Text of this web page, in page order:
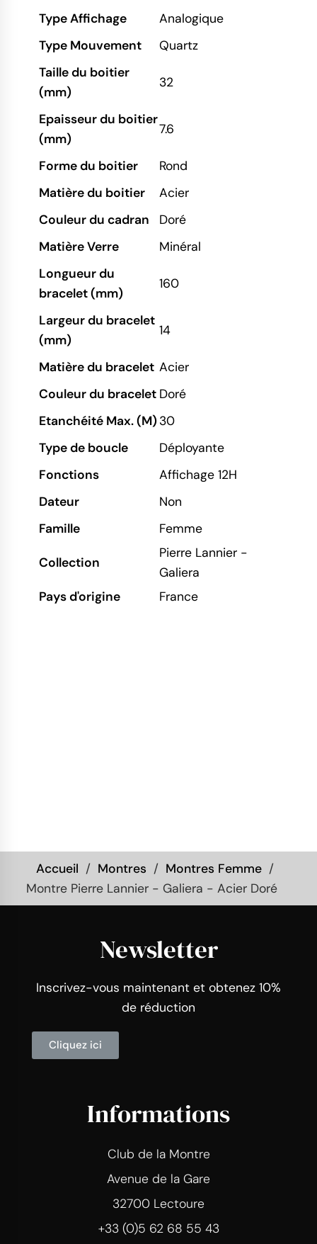
Type Affichage
Analogique
Type Mouvement
Quartz
Taille du boitier
(mm)
32
Epaisseur du boitier
(mm)
7.6
Forme du boitier
Rond
Matière du boitier
Acier
Couleur du cadran
Doré
Matière Verre
Minéral
Longueur du
bracelet (mm)
160
Largeur du bracelet
(mm)
14
Matière du bracelet Acier
Couleur du bracelet Doré
Etanchéité Max. (M)30
Type de boucle
Déployante
Fonctions
Affichage 12H
Dateur
Non
Famille
Femme
Collection
Pierre Lannier -
Galiera
Pays d'origine
France
Accueil Montres
Montres Femme
Montre Pierre Lannier - Galiera - Acier Doré
Newsletter
Inscrivez-vous maintenant et obtenez 10%
de réduction
Cliquez ici
Informations
Club de la Montre
Avenue de la Gare
32700 Lectoure
+33 (0)5 62 68 55 43